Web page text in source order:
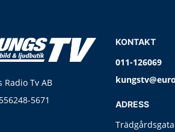
Tv AB
5671
KONTAKT
011-126069
ADRESS